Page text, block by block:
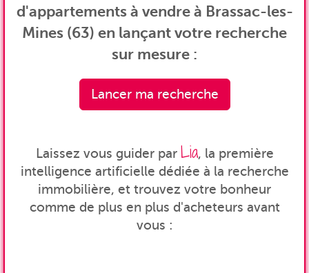
d'appartements à vendre à Brassac-les-
Mines (63) en lançant votre recherche
sur mesure :
Lancer ma recherche
Laissez vous guider par Lia, la première
intelligence artificielle dédiée à la recherche
immobilière, et trouvez votre bonheur
comme de plus en plus d'acheteurs avant
vous :